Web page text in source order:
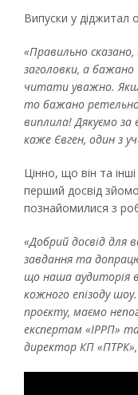
Випуски у діджитал
«Правильно
заголовки, а
читати уважно.
то бажано ретельно
виплила! Дякуємо
каже Євген, один з
Цінно, що він та
перший досвід
познайомилися з
«Добрий досвід для
завдання та
що наша аудиторія
кожного епізоду
проєкту, маємо
експертам «ІРРП»
директор КП